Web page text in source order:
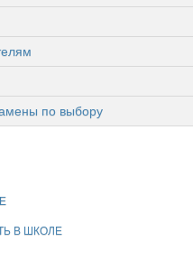
по выбору
В ШКОЛЕ